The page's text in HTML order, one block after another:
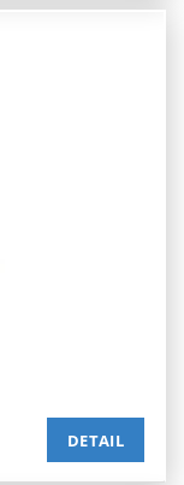
DETAIL